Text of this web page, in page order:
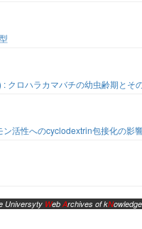
クロハラカマバチの幼虫齢期とそ
活性へのcyclodextrin包接化の影
Universyty WebArchives of kNowledge